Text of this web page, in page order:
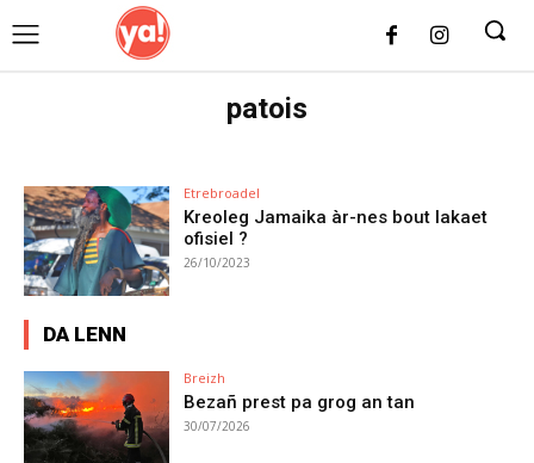
patois
Etrebroadel
Kreoleg Jamaika àr-nes bout lakaet
ofisiel ?
26/10/2023
DA LENN
Breizh
Bezañ prest pa grog an tan
30/07/2026